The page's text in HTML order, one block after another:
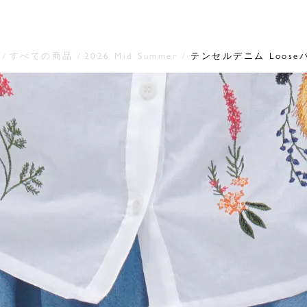
すべての商品 2026 Mid Summer テンセルデニム Loose